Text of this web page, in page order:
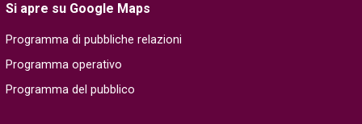
Si apre su Google Maps
Programma di pubbliche relazioni
Programma operativo
Programma del pubblico